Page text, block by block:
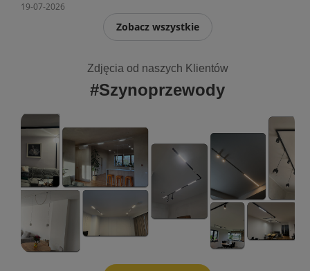
19-07-2026
Zobacz wszystkie
Zdjęcia od naszych Klientów
#Szynoprzewody